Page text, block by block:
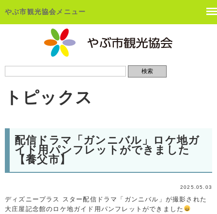
やぶ市観光協会メニュー
トピックス
配信ドラマ「ガンニバル」ロケ地ガ
イド用パンフレットができました
【養父市】
2025.05.03
ディズニープラス スター配信ドラマ「ガンニバル」が撮影された
大庄屋記念館のロケ地ガイド用パンフレットができました